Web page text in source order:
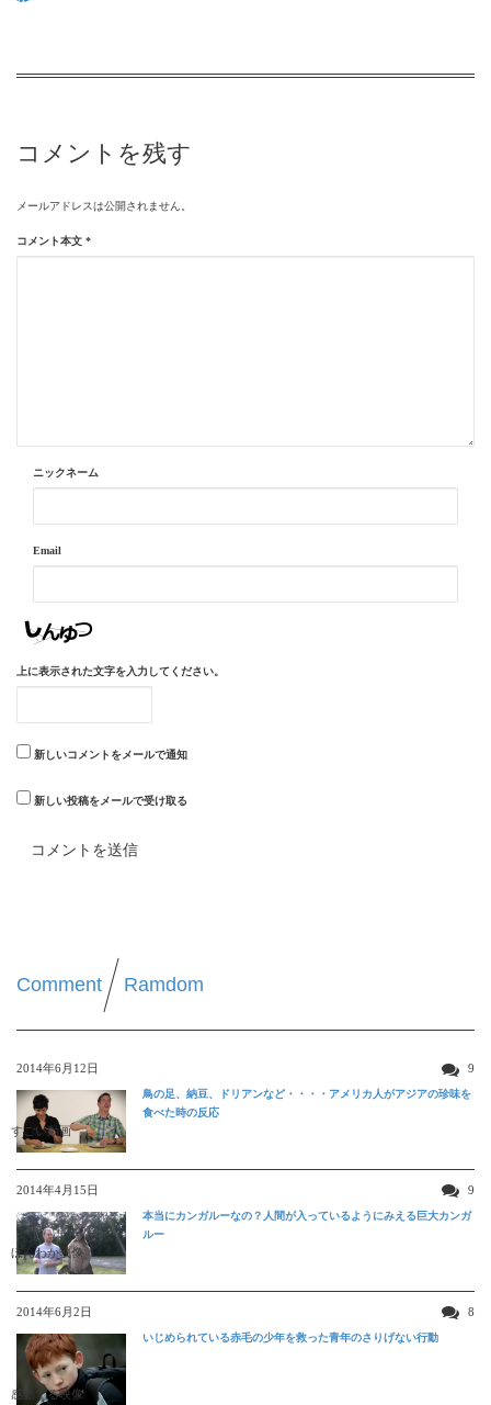
コメントを残す
メールアドレスは公開されません。
コメント本文 *
ニックネーム
Email
上に表示された文字を入力してください。
新しいコメントをメールで通知
新しい投稿をメールで受け取る
Comment Ramdom
2014年6月12日 9
すごい動画
鳥の足、納豆、ドリアンなど・・・・アメリカ人がアジアの珍味を
食べた時の反応
2014年4月15日 9
ほんわか映像
本当にカンガルーなの？人間が入っているようにみえる巨大カンガ
ルー
2014年6月2日 8
感動する映像
いじめられている赤毛の少年を救った青年のさりげない行動